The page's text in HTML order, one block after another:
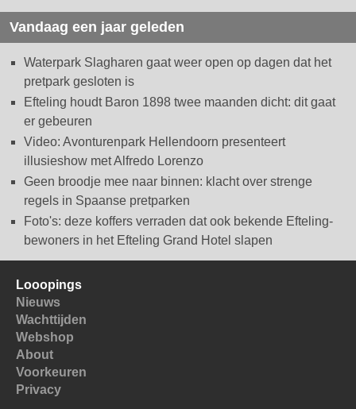
Vandaag een jaar geleden
Waterpark Slagharen gaat weer open op dagen dat het
pretpark gesloten is
Efteling houdt Baron 1898 twee maanden dicht: dit gaat
er gebeuren
Video: Avonturenpark Hellendoorn presenteert
illusieshow met Alfredo Lorenzo
Geen broodje mee naar binnen: klacht over strenge
regels in Spaanse pretparken
Foto's: deze koffers verraden dat ook bekende Efteling-
bewoners in het Efteling Grand Hotel slapen
Looopings
Nieuws
Wachttijden
Webshop
About
Voorkeuren
Privacy